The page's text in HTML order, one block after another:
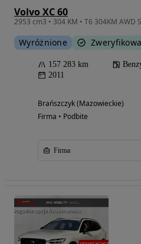
Volvo XC 60
Wyróżnione
157 283 km
2011
Brańszczyk (Mazowieckie)
Firma • Podbite
Firma